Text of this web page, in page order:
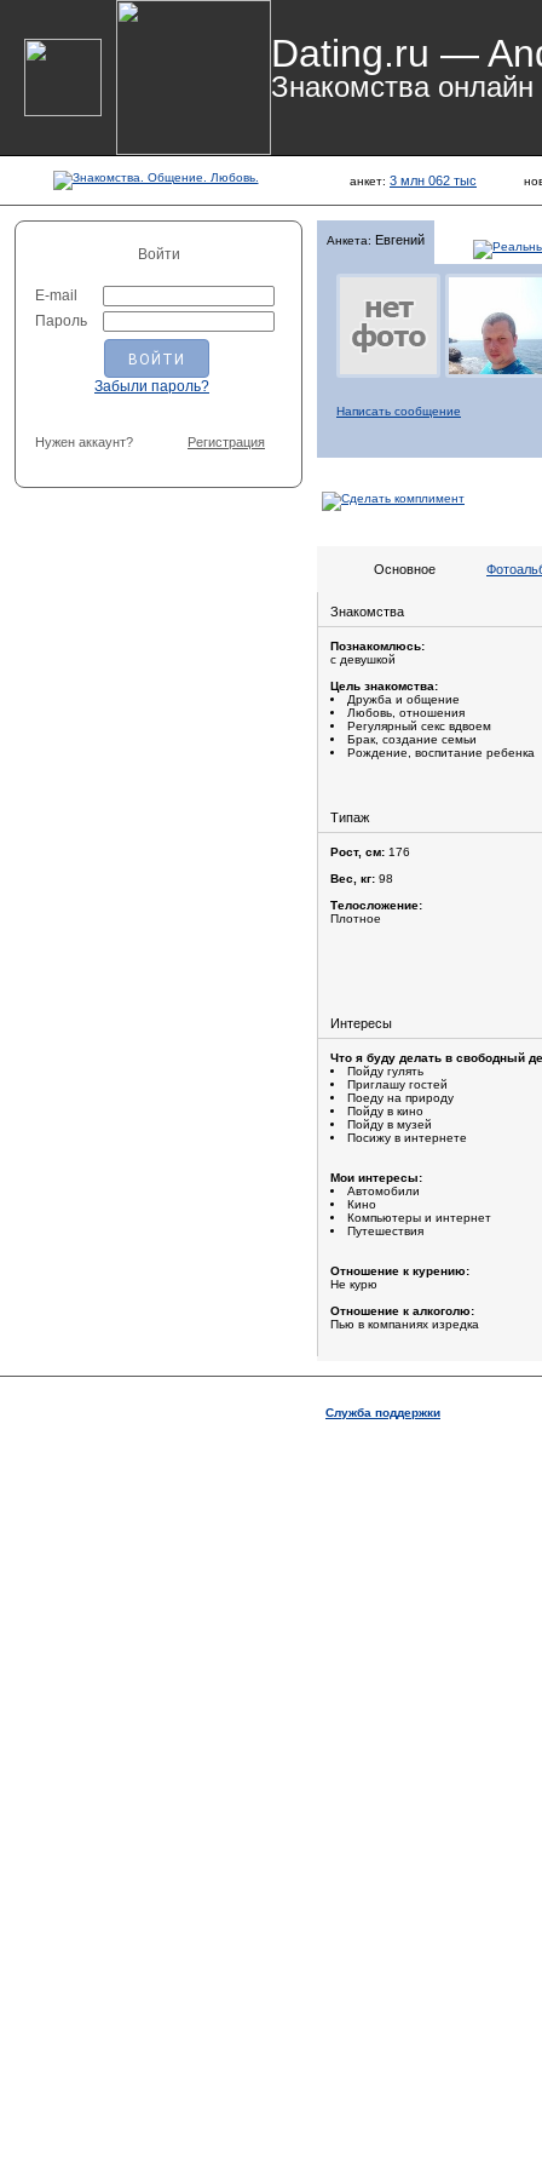
Dating.ru —
Знакомства онлайн
анкет: 3 млн 062 тыс
Войти
E-mail
Пароль
Забыли пароль?
Нужен аккаунт? Регистрация
Анкета: Евгений
Написать сообщение
Основное
Знакомства
Познакомлюсь:
с девушкой
Цель знакомства:
Дружба и общение
Любовь, отношения
Регулярный секс вдвоем
Брак, создание семьи
Рождение, воспитание ребенка
Типаж
Рост, см: 176
Вес, кг: 98
Телосложение:
Плотное
Интересы
Что я буду делать в свободный
Пойду гулять
Приглашу гостей
Поеду на природу
Пойду в кино
Пойду в музей
Посижу в интернете
Мои интересы:
Автомобили
Кино
Компьютеры и интернет
Путешествия
Отношение к курению:
Не курю
Отношение к алкоголю:
Пью в компаниях изредка
Служба поддержки